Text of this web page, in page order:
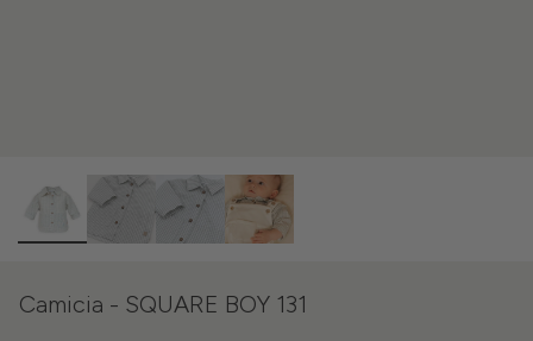
Camicia - SQUARE BOY 131